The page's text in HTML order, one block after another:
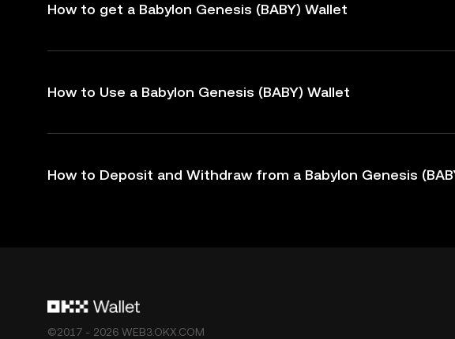
How to get a Babylon Genesis (BABY) Wallet
How to Use a Babylon Genesis (BABY) Wallet
How to Deposit and Withdraw from a Babylon Genesis
©2017 - 2026 WEB3.OKX.COM